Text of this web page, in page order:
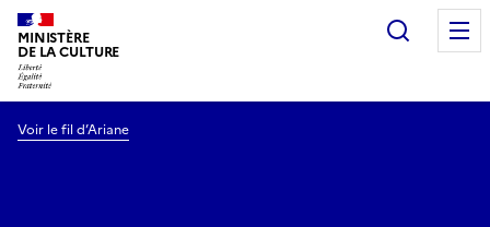
MINISTÈRE
DE LA CULTURE
Voir le fil d’Ariane